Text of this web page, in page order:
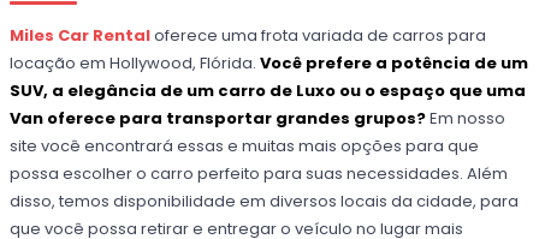
Miles Car Rentaloferece uma frota variada de carros para
locação em Hollywood, Flórida.Você prefere a potência de um
SUV, a elegância de um carro de Luxo ou o espaço que uma
Van oferece para transportar grandes grupos?Em nosso
site você encontrará essas e muitas mais opções para que
possa escolher o carro perfeito para suas necessidades. Além
disso, temos disponibilidade em diversos locais da cidade, para
que você possa retirar e entregar o veículo no lugar mais